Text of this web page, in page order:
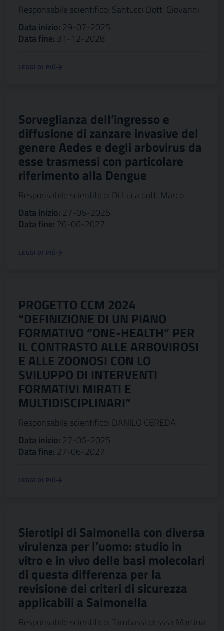
Responsabile scientifico: Santucci Dott. Giovanni
Data inizio: 29-07-2025
Data fine: 31-12-2028
LEGGI DI PIÙ
Sorveglianza dell’ingresso e
diffusione di zanzare invasive del
genere Aedes e degli arbovirus da
esse trasmessi con particolare
riferimento alla Dengue
Responsabile scientifico: Di Luca dott. Marco
Data inizio: 27-06-2025
Data fine: 26-06-2027
LEGGI DI PIÙ
PROGETTO CCM 2024
“DEFINIZIONE DI UN PIANO
FORMATIVO “ONE-HEALTH” PER
IL CONTRASTO ALLE ARBOVIROSI
E ALLE ZOONOSI CON LO
SVILUPPO DI INTERVENTI
FORMATIVI MIRATI E
MULTIDISCIPLINARI”
Responsabile scientifico: DANILO CEREDA
Data inizio: 27-06-2025
Data fine: 27-06-2027
LEGGI DI PIÙ
Sierotipi di Salmonella con diversa
virulenza per l’uomo: studio in
vitro e in vivo delle basi molecolari
di questa differenza per la
revisione dei criteri di sicurezza
applicabili a Salmonella
Responsabile scientifico: Tambassi dr.sssa Martina